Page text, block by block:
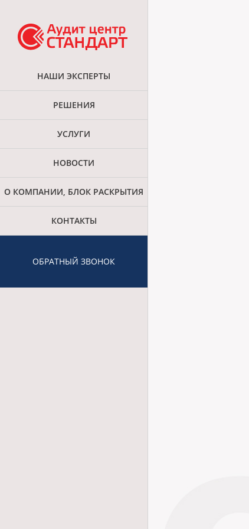
НАШИ ЭКСПЕРТЫ
РЕШЕНИЯ
УСЛУГИ
НОВОСТИ
О КОМПАНИИ, БЛОК РАСКРЫТИЯ
КОНТАКТЫ
ОБРАТНЫЙ ЗВОНОК